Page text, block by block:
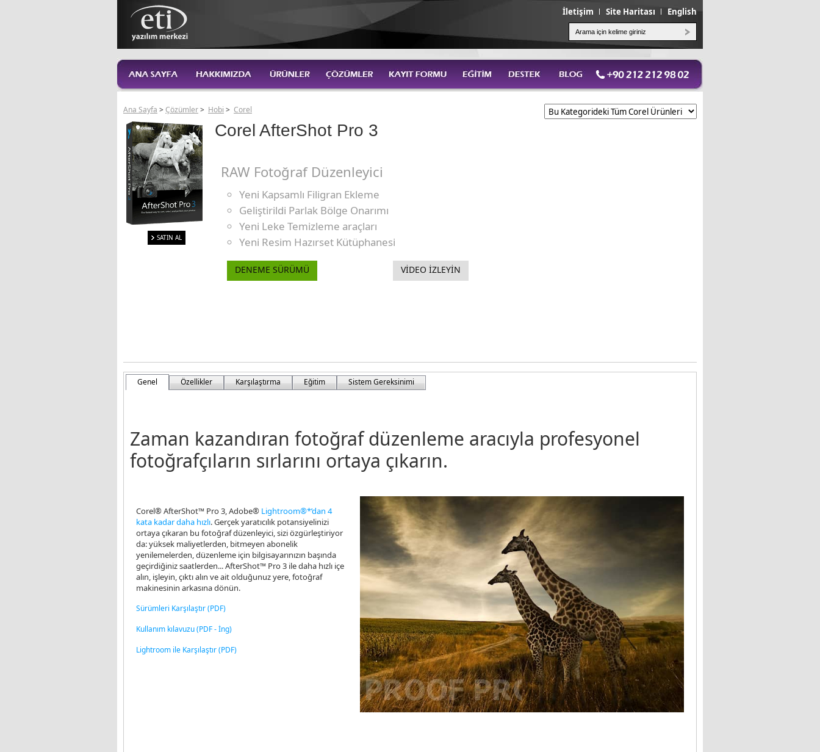
İletişim Site Haritası English
Ana Sayfa >Çözümler> Hobi > Corel
SATIN AL
Corel AfterShot Pro 3
RAW Fotoğraf Düzenleyici
Yeni Kapsamlı Filigran Ekleme
Geliştirildi Parlak Bölge Onarımı
Yeni Leke Temizleme araçları
Yeni Resim Hazırset Kütüphanesi
DENEME SÜRÜMÜ VİDEO İZLEYİN
Genel Özellikler Karşılaştırma Eğitim Sistem Gereksinimi
Zaman kazandıran fotoğraf düzenleme aracıyla profesyonel
fotoğrafçıların sırlarını ortaya çıkarın.
Corel® AfterShot™ Pro 3, Adobe® Lightroom®*’dan 4
kata kadar daha hızlı. Gerçek yaratıcılık potansiyelinizi
ortaya çıkaran bu fotoğraf düzenleyici, sizi özgürleştiriyor
da: yüksek maliyetlerden, bitmeyen abonelik
yenilemelerden, düzenleme için bilgisayarınızın başında
geçirdiğiniz saatlerden... AfterShot™ Pro 3 ile daha hızlı içe
alın, işleyin, çıktı alın ve ait olduğunuz yere, fotoğraf
makinesinin arkasına dönün.
Sürümleri Karşılaştır (PDF)
Kullanım kılavuzu (PDF - İng)
Lightroom ile Karşılaştır (PDF)